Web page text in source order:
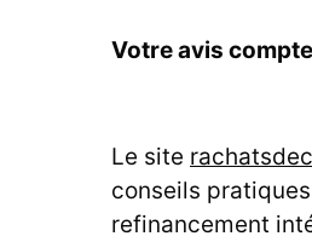
Votre avis compte
Le site
conseils
refinancement